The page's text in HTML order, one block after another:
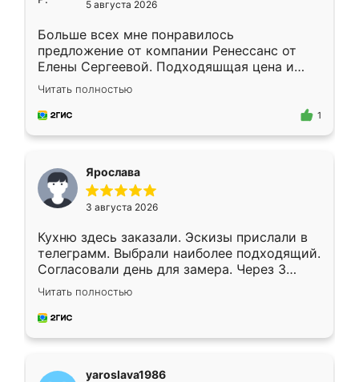
5 августа 2026
Больше всех мне понравилось
предложение от компании Ренессанс от
Елены Сергеевой. Подходяшщая цена и
короткие сроки изготовления. Приехавший
для замера сотрудник Владислав
предложил по моему эскизу самый
Читать полностью
1
Ярослава
3 августа 2026
Кухню здесь заказали. Эскизы прислали в
телеграмм. Выбрали наиболее подходящий.
Согласовали день для замера. Через 3
недели кухня была уже готова. Остались
довольны работой. Спасибо Ренессанс
мебель за качественную работу!
Читать полностью
yaroslava1986